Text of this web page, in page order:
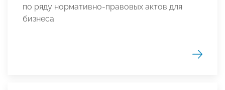
по ряду нормативно-правовых актов для
бизнеса.